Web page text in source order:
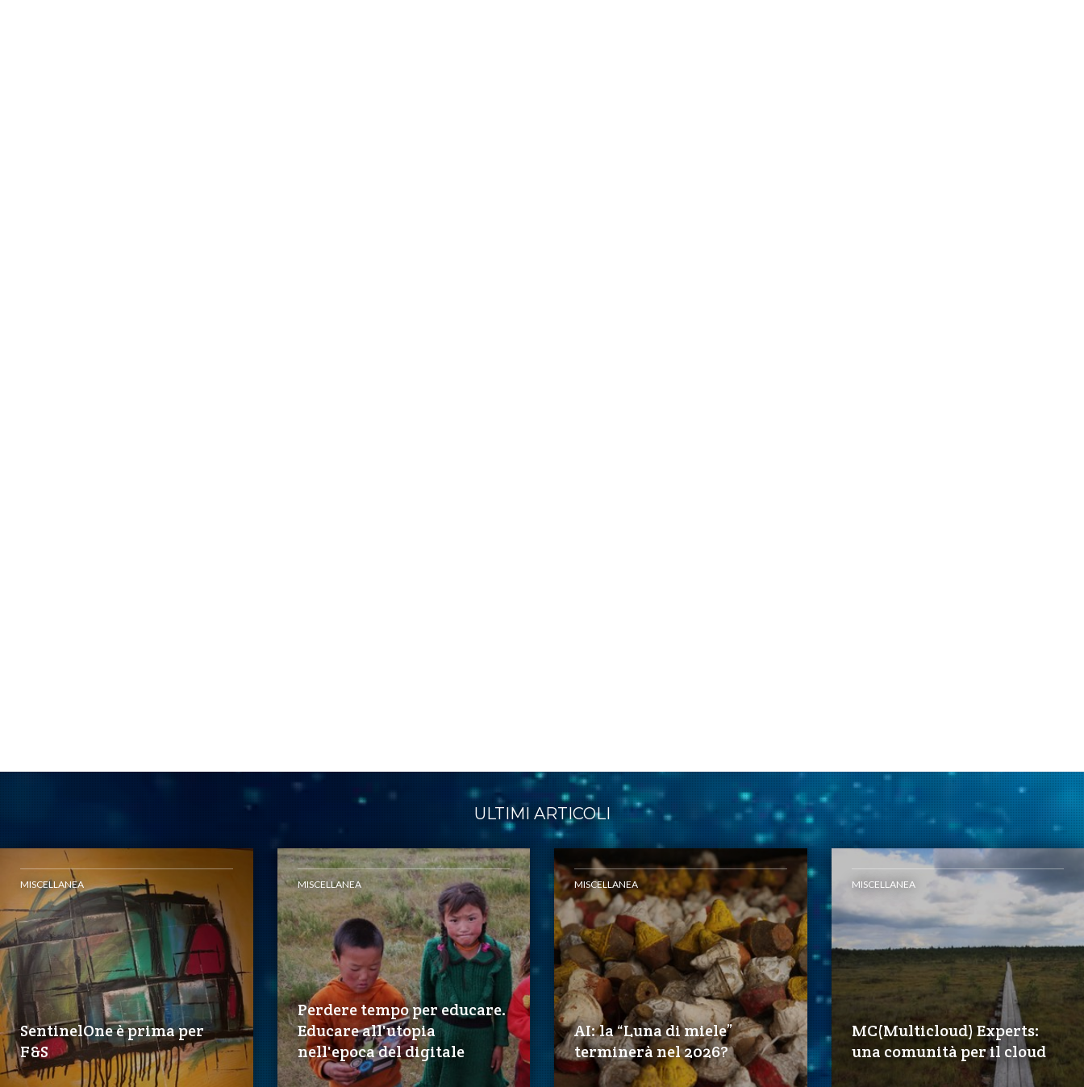
ULTIMI ARTICOLI
MISCELLANEA
SentinelOne è prima per
F&S
MISCELLANEA
Perdere tempo per educare.
Educare all'utopia
nell'epoca del digitale
MISCELLANEA
AI: la “Luna di miele”
terminerà nel 2026?
MISCELLANEA
MC(Multicloud) Experts:
una comunità per il cloud